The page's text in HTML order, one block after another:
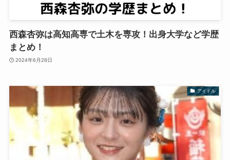
西森杏弥は高知高専で土木を専攻！出身大学など学歴
まとめ！
2024年6月28日
アイドル